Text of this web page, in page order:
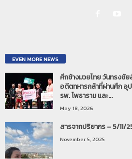
EVEN MORE NEWS
ศึกช้างมวยไทย วันทรงชั
อดีตทหารกล้าที่ผ่านศึก อุ
รพ. โพธาราม และ...
May 18, 2026
สารจากปริยากร – 5/11/
November 5, 2025